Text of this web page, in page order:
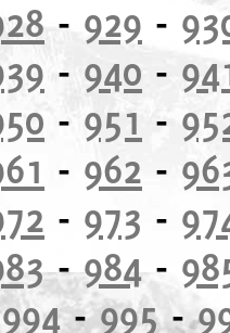
- 929 -
- 940 -
- 951 -
- 962 -
- 973 -
-984-
994-995-